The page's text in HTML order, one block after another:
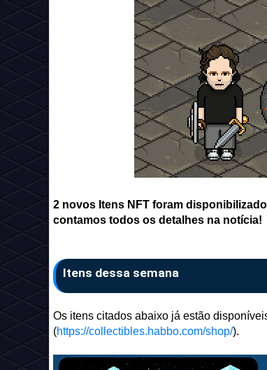
2 novos Itens NFT foram
contamos todos os detalhes na notícia!
Itens dessa semana
Os itens citados abaixo já estão
(https://collectibles.habbo.com/shop/).